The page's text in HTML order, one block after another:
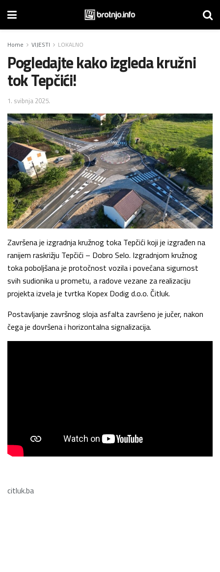
Home VIJESTI LOKALNO
Pogledajte kako izgleda kružni
tok Tepčići!
1. svibnja 2025.
Završena je izgradnja kružnog toka Tepčići koji je izgrađen na
ranijem raskrižju Tepčići – Dobro Selo. Izgradnjom kružnog
toka poboljšana je protočnost vozila i povećana sigurnost
svih sudionika u prometu, a radove vezane za realizaciju
projekta izvela je tvrtka Kopex Dodig d.o.o. Čitluk.
Postavljanje završnog sloja asfalta završeno je jučer, nakon
čega je dovršena i horizontalna signalizacija.
citluk.ba